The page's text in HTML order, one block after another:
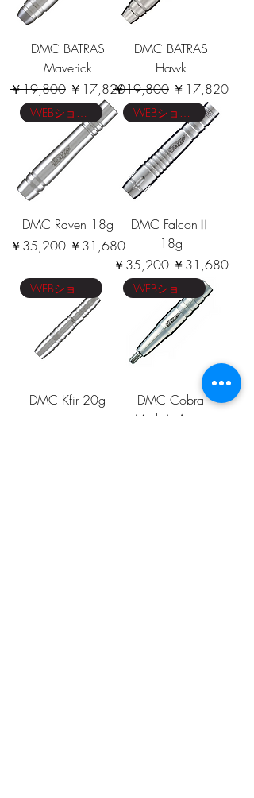
DMC BATRAS
Maverick
通常価格
￥19,800 セール価格
￥17,820
DMC BATRAS
Hawk
通常価格
￥19,800 セール価格
￥17,820
WEBショップ限定価格
DMC Raven 18g
通常価格
￥35,200 セール価格
￥31,680
WEBショップ限定価格
DMC FalconⅡ
18g
通常価格
￥35,200 セール価格
￥31,680
WEBショップ限定価格
DMC Kfir 20g
WEBショップ限定価格
DMC Cobra
MarkⅠ Acute